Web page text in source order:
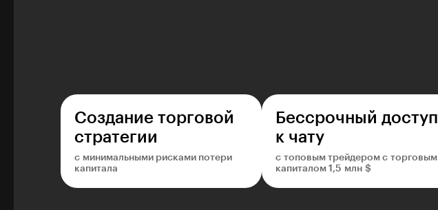
Создание торговой
стратегии
с минимальными рисками потери
капитала
Бессрочный доступ
к чату
с топовым трейдером с торговым
капиталом 1,5 млн $